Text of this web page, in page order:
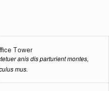
Tower
anis dis parturient montes,
mus.